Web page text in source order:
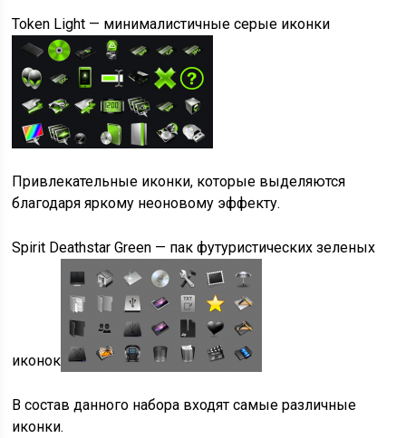
Token Light — минималистичные серые иконки
Привлекательные иконки, которые выделяются
благодаря яркому неоновому эффекту.
Spirit Deathstar Green — пак футуристических зеленых
иконок
В состав данного набора входят самые различные
иконки.